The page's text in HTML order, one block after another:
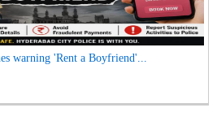
warning 'Rent a Boyfriend'...